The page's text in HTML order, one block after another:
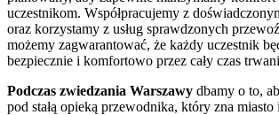
uczestnikom. Współpracujemy z
oraz korzystamy z usług sprawdzonych
możemy zagwarantować, że każdy uczestnik
bezpiecznie i komfortowo przez cały czas
Podczas zwiedzania Warszawy dbamy o to,
pod stałą opieką przewodnika, który zna